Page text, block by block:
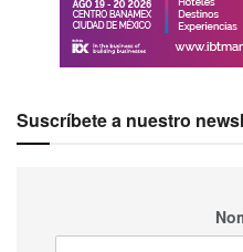
Etiquetas: Destacados
Four
Suscríbete a nuestro